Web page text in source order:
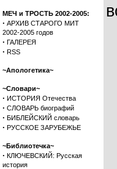
МЕЧ и ТРОСТЬ 2002-2005:
· АРХИВ СТАРОГО МИТ
2002-2005 годов
· ГАЛЕРЕЯ
· RSS
~Апологетика~
~Словари~
· ИСТОРИЯ Отечества
· СЛОВАРЬ биографий
· БИБЛЕЙСКИЙ словарь
· РУССКОЕ ЗАРУБЕЖЬЕ
~Библиотечка~
· КЛЮЧЕВСКИЙ: Русская
история